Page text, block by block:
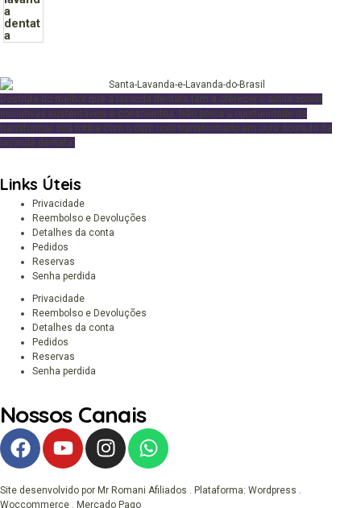
Desfrute do melhor que a lavanda dentata tem a oferecer e ainda apoiar
iniciativas sustentáveis e conscientes. Não perca a oportunidade de
transformar sua rotina com o ouro roxo transformado em ouro dourado da
lavanda dentata.
Links Úteis
Privacidade
Reembolso e Devoluções
Detalhes da conta
Pedidos
Reservas
Senha perdida
Privacidade
Reembolso e Devoluções
Detalhes da conta
Pedidos
Reservas
Senha perdida
Nossos Canais
Site desenvolvido por Mr Romani Afiliados . Plataforma: Wordpress .
Woccommerce . Mercado Pago